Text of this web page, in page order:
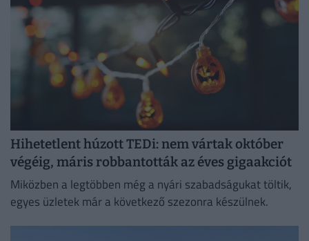
Hihetetlent húzott TEDi: nem vártak október
végéig, máris robbantották az éves gigaakciót
Miközben a legtöbben még a nyári szabadságukat töltik,
egyes üzletek már a következő szezonra készülnek.